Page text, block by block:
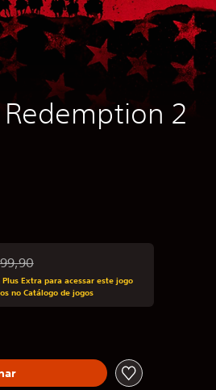
Redemption 2
aplicado no preço original de
Extra para acessar este jogo
no Catálogo de jogos